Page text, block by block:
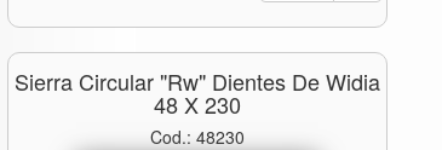
Sierra Circular "rw" Dientes De Widia
48 X 230
Cod.: 48230